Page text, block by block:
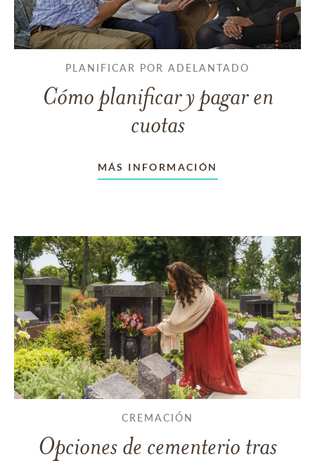
PLANIFICAR POR ADELANTADO
Cómo planificar y pagar en
cuotas
MÁS INFORMACIÓN
CREMACIÓN
Opciones de cementerio tras